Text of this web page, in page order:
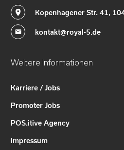
Kopenhagener Str. 41,
kontakt@royal-5.de
Weitere Informationen
Karriere / Jobs
Promoter Jobs
POS.itive Agency
Impressum